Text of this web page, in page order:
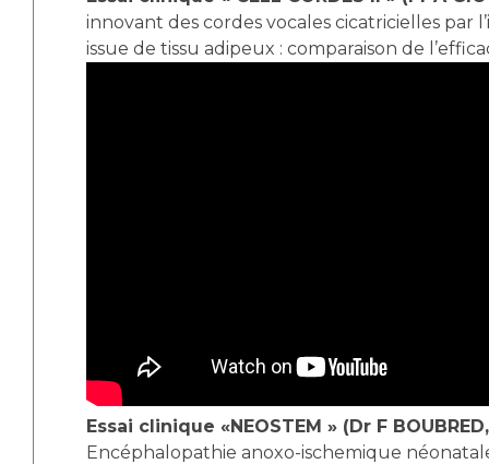
innovant des cordes vocales cicatricielles par
issue de tissu adipeux : comparaison de
Essai clinique «NEOSTEM » (Dr F
Encéphalopathie anoxo-ischemique